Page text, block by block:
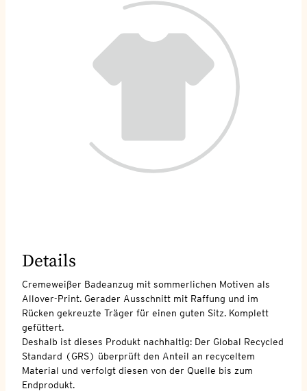
Details
Cremeweißer Badeanzug mit sommerlichen Motiven als
Allover-Print. Gerader Ausschnitt mit Raffung und im
Rücken gekreuzte Träger für einen guten Sitz. Komplett
gefüttert.
Deshalb ist dieses Produkt nachhaltig: Der Global Recycled
Standard (GRS) überprüft den Anteil an recyceltem
Material und verfolgt diesen von der Quelle bis zum
Endprodukt.